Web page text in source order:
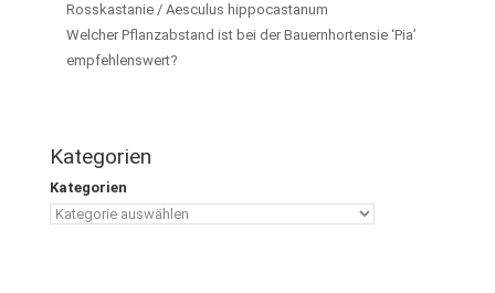
Rosskastanie / Aesculus hippocastanum
Welcher Pflanzabstand ist bei der Bauernhortensie ‘Pia’
empfehlenswert?
Kategorien
Kategorien